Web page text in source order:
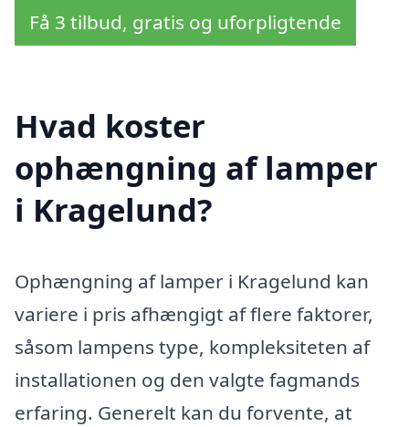
Få 3 tilbud, gratis og uforpligtende
Hvad koster
ophængning af lamper
i Kragelund?
Ophængning af lamper i Kragelund kan
variere i pris afhængigt af flere faktorer,
såsom lampens type, kompleksiteten af
installationen og den valgte fagmands
erfaring. Generelt kan du forvente, at